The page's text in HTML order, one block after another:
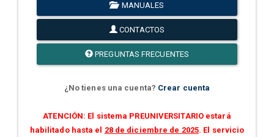
MANUALES
CONTACTOS
PREGUNTAS FRECUENTES
¿No tienes una cuenta? Crear cuenta
ATENCIÓN: El sistema PREUNIVERSITARIO estará
habilitado hasta el 28 de diciembre de 2025. El servicio